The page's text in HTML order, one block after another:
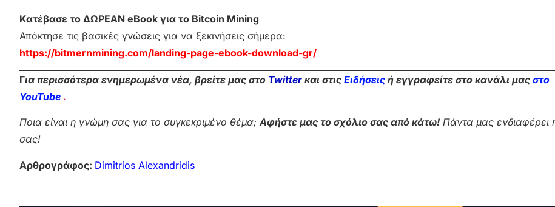
Κατέβασε το ΔΩΡΕΑΝ eBook για το Bitcoin Mining
Απόκτησε τις βασικές γνώσεις για να ξεκινήσεις σήμερα:
https://bitmernmining.com/landing-page-ebook-download-gr/
Για περισσότερα ενημερωμένα νέα, βρείτε μας στο Twitter και στις Ειδήσεις ή εγγραφείτε στο κανάλι μας στο
YouTube .
Ποια είναι η γνώμη σας για το συγκεκριμένο θέμα;Αφήστε μας το σχόλιο σας από κάτω! Πάντα μας ενδιαφέρει
σας!
Αρθρογράφος: Dimitrios Alexandridis